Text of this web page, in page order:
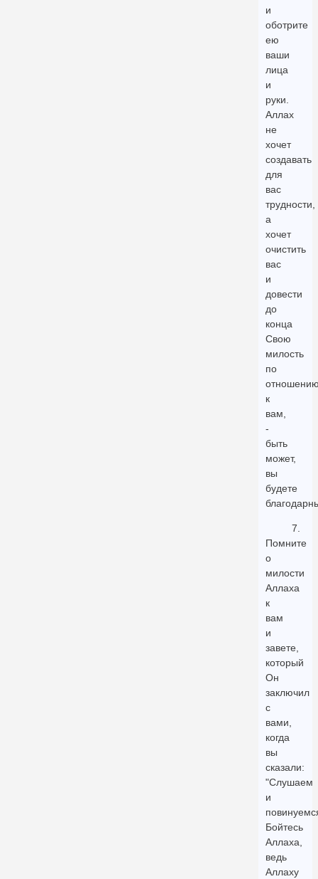
и
оботрите
ею
ваши
лица
и
руки.
Аллах
не
хочет
создавать
для
вас
трудности,
а
хочет
очистить
вас
и
довести
до
конца
Свою
милость
по
к
вам,
-
быть
может,
вы
будете
7.
Помните
о
милости
Аллаха
к
вам
и
завете,
который
Он
заключил
с
вами,
когда
вы
сказали:
"Слушаем
и
Бойтесь
Аллаха,
ведь
Аллаху